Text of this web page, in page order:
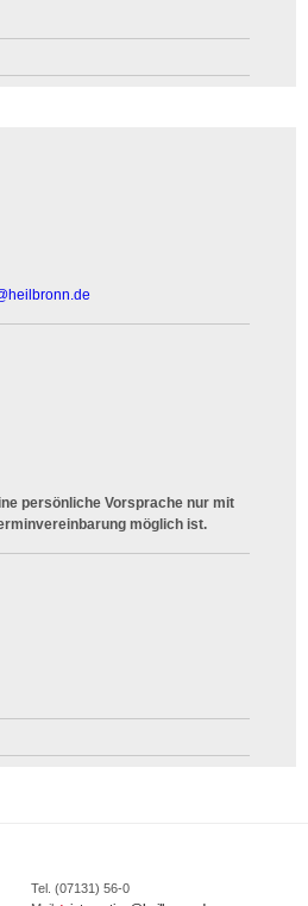
heilbronn.de
persönliche Vorsprache nur mit
möglich ist.
Tel. (07131) 56-0